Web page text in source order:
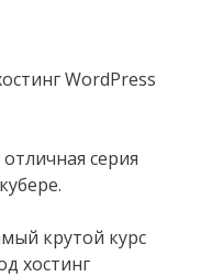
WordPress
отличная серия
крутой курс
хостинг